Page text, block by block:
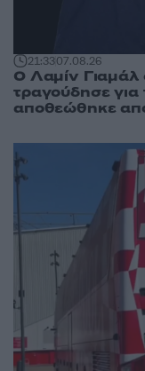
21:3307.08.26
Ο Λαμίν Γιαμάλ
τραγούδησε για
αποθεώθηκε